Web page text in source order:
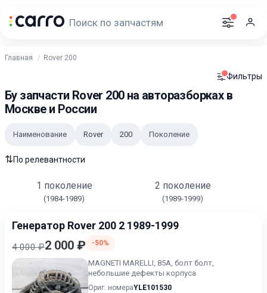
Главная Rover 200
Фильтры
Бу запчасти Rover 200 на авторазборках в
Москве и России
Наименование Rover 200 Поколение
⇅По релевантности
1 поколение
(1984-1989)
2 поколение
(1989-1999)
Генератор Rover 200 2 1989-1999
4 000 ₽2 000 ₽ -50%
MAGNETI MARELLI, 85A, болт болт,
небольшие дефекты корпуса
Ориг. номераYLE101530